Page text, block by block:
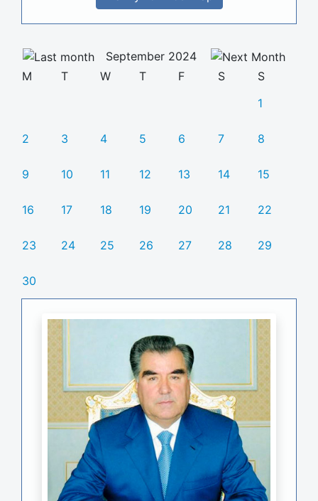
September 2024
M
T W T F S
S
1
2 3 4 5 6 7 8
9 10 11 12 13 14 15
16 17 18 19 20 21 22
23 24 25 26 27 28 29
30